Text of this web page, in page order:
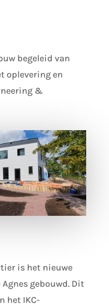
begeleid van
oplevering en
&
is het nieuwe
gebouwd. Dit
het IKC-